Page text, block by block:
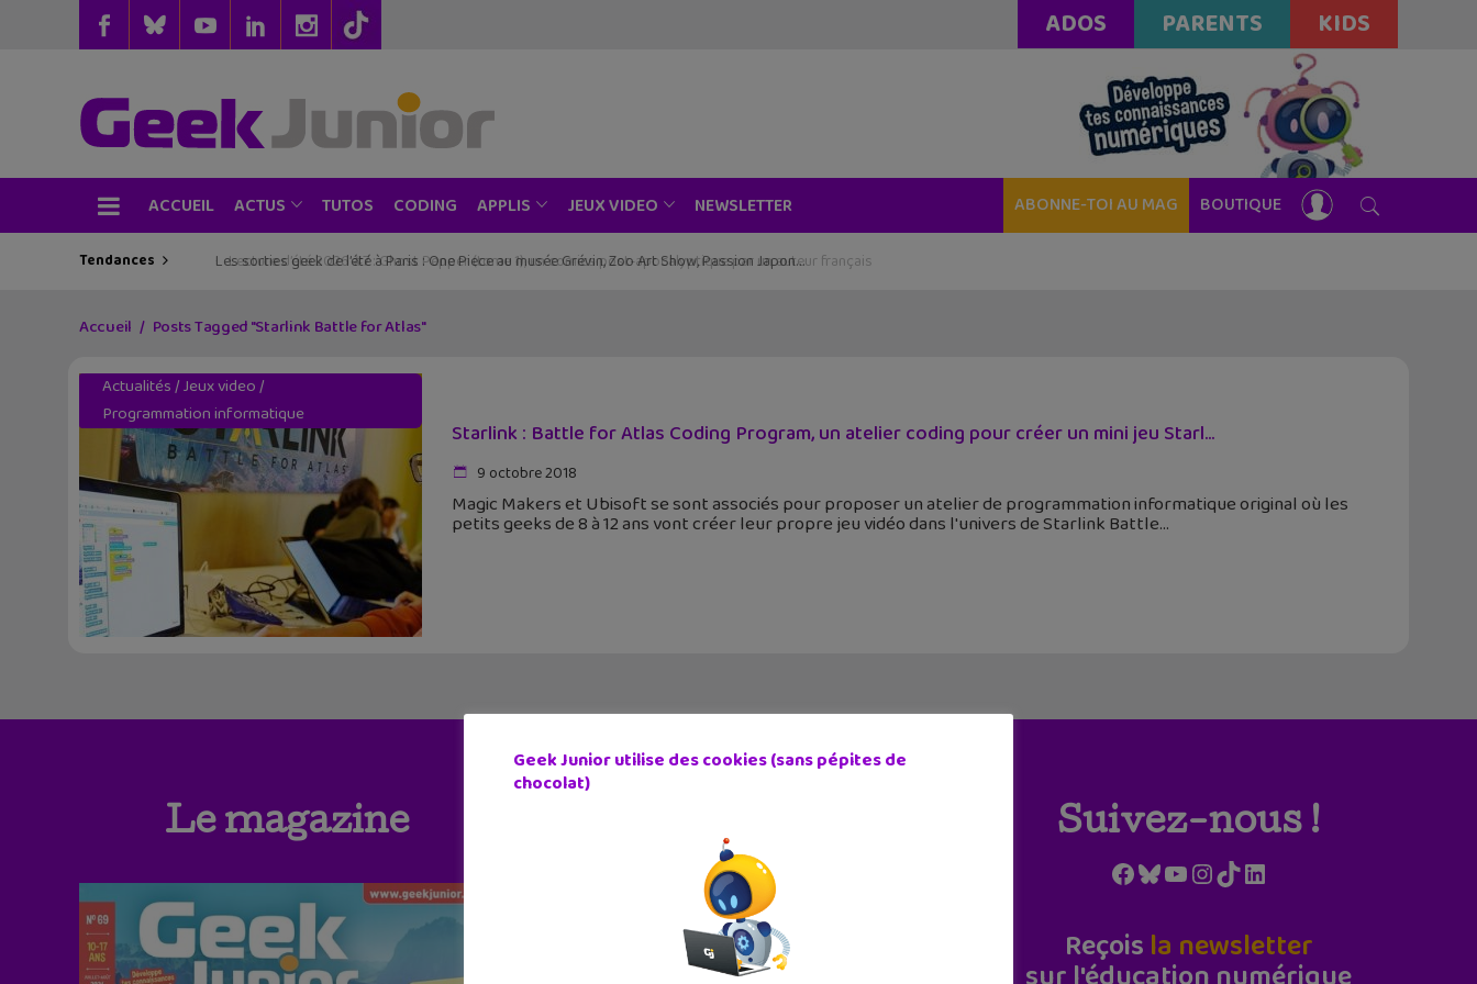
ADOS PARENTS KIDS
ACCUEIL ACTUS TUTOS CODING APPLIS JEUX VIDEO NEWSLETTER ABONNE-TOI AU MAG BOUTIQUE
Tendances Les sorties geek de l’été à Paris : One Piece au musée Grévin, Zoo Art Show, Passion Japon…
Accueil Posts Tagged "Starlink Battle for Atlas"
Actualités/Jeux video/
Programmation informatique
Starlink : Battle for Atlas Coding Program, un atelier coding pour créer un mini jeu Starl...
9 octobre 2018
Magic Makers et Ubisoft se sont associés pour proposer un atelier de programmation informatique original où les
petits geeks de 8 à 12 ans vont créer leur propre jeu vidéo dans l'univers de Starlink Battle
Le magazine Suivez-nous !
Facebook
Bluesky
YouTube
Instagram
TikTokLinkedIn
Reçois la newsletter
Geek Junior utilise des cookies (sans pépites de
chocolat)